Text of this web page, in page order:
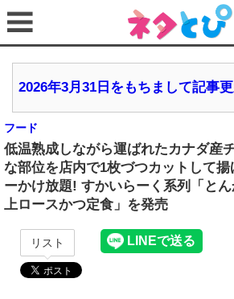
2026年3月31日をもちまして記事
フード
低温熟成しながら運ばれたカナダ産
な部位を店内で1枚づつカットして
ーかけ放題! すかいらーく系列「と
上ロースかつ定食」を発売
リスト